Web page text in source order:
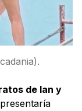
de Ian y